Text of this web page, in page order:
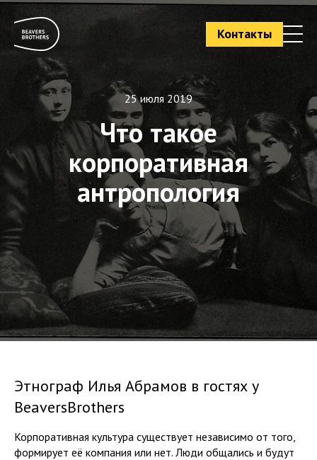
Контакты
25 июля 2019
Что такое
корпоративная
антропология
Этнограф Илья Абрамов в гостях у
BeaversBrothers
Корпоративная культура существует независимо от того,
формирует её компания или нет. Люди общались и будут